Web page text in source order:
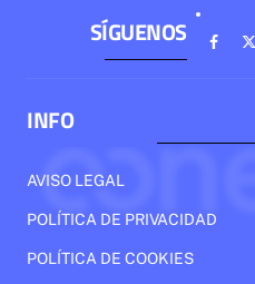
SÍGUENOS
INFO
AVISO LEGAL
POLÍTICA DE PRIVACIDAD
POLÍTICA DE COOKIES